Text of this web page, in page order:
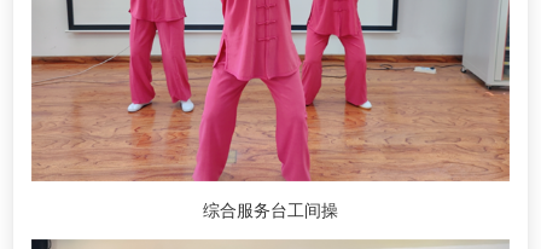
综合服务台工间操